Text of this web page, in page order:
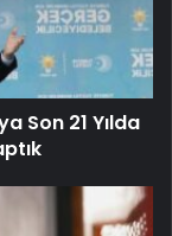
Son 21 Yılda